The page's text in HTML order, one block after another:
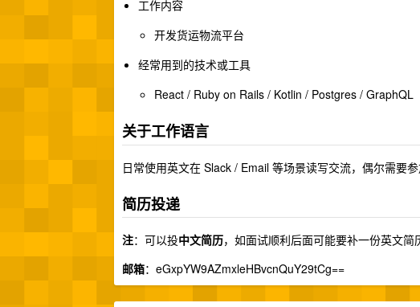
工作内容
开发货运物流平台
经常用到的技术或工具
React / Ruby on Rails / Kotlin / Postgres / GraphQL
关于工作语言
日常使用英文在 Slack / Email 等场景读写交流，偶尔需要参
简历投递
注：可以投中文简历，如面试顺利后面可能要补一份英文简
邮箱：eGxpYW9AZmxleHBvcnQuY29tCg==